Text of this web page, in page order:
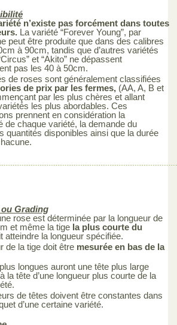
n’existe pas forcément dans toutes
La variété “Forever Young”, par
peut être produite que dans des calibres
à 90cm, tandis que d’autres variétés
et “Akito” ne dépassent
pas les 40 à 50cm.
de roses sont généralement classifiées
de prix par les fermes, (AA, A, B et
par les plus chères et allant
les plus abordables. Ces
prennent en considération la
de chaque variété, la demande du
quantités disponibles ainsi que la durée
Grading
rose est déterminée par la longueur de
et même la tige la plus courte du
atteindre la longueur spécifiée.
de la tige doit être mesurée en bas de la
longues auront une tête plus large
la tête d’une longueur plus courte de la
de têtes doivent être constantes dans
d’une certaine variété.